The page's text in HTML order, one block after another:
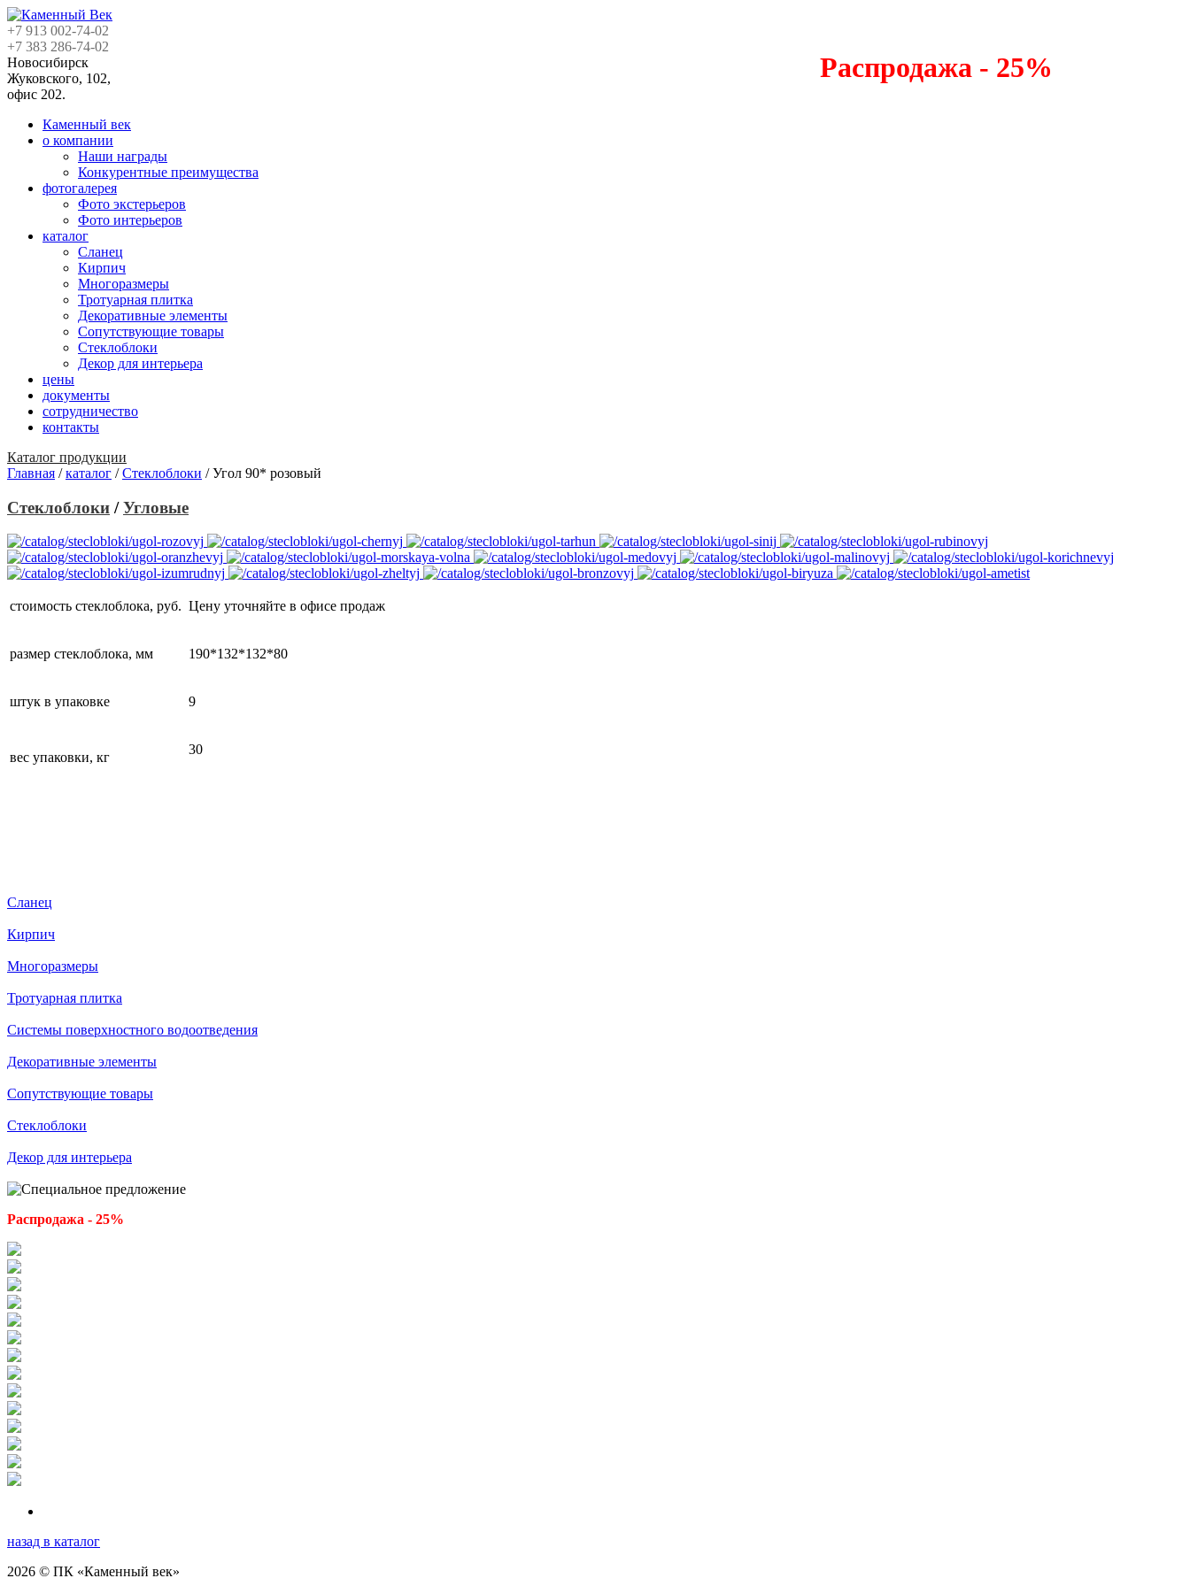
+7 913 002-74-02
+7 383 286-74-02
Новосибирск
Жуковского, 102,
офис 202.
Распродажа - 25%
Каменный век
о компании
Наши награды
Конкурентные преимущества
фотогалерея
Фото экстерьеров
Фото интерьеров
каталог
Сланец
Кирпич
Многоразмеры
Тротуарная плитка
Декоративные элементы
Сопутствующие товары
Стеклоблоки
Декор для интерьера
цены
документы
сотрудничество
контакты
Каталог продукции
Главная /каталог /Стеклоблоки /Угол 90* розовый
Стеклоблоки /Угловые
стоимость стеклоблока, руб. Цену уточняйте в офисе продаж
размер стеклоблока, мм 190*132*132*80
штук в упаковке 9
вес упаковки, кг
30
Сланец
Кирпич
Многоразмеры
Тротуарная плитка
Системы поверхностного водоотведения
Декоративные элементы
Сопутствующие товары
Стеклоблоки
Декор для интерьера
Распродажа - 25%
назад в каталог
2026 © ПК «Каменный век»